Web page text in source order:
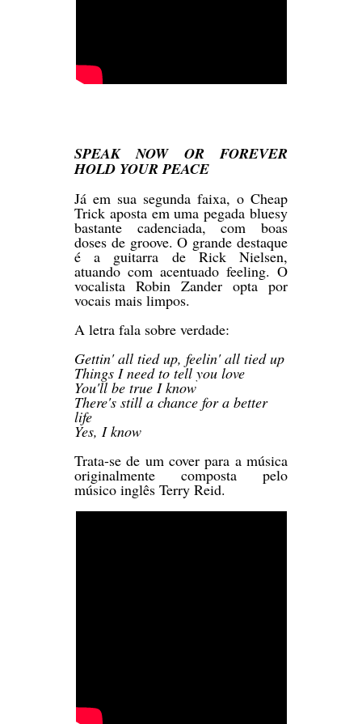
SPEAK NOW OR FOREVER
HOLD YOUR PEACE
Já em sua segunda faixa, o Cheap
Trick aposta em uma pegada bluesy
bastante cadenciada, com boas
doses de groove. O grande destaque
é a guitarra de Rick Nielsen,
atuando com acentuado feeling. O
vocalista Robin Zander opta por
vocais mais limpos.
A letra fala sobre verdade:
Gettin' all tied up, feelin' all tied up
Things I need to tell you love
You'll be true I know
There's still a chance for a better
life
Yes, I know
Trata-se de um cover para a música
originalmente composta pelo
músico inglês Terry Reid.